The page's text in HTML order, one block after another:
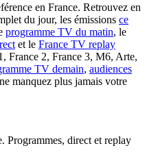
en France. Retrouvez en
du jour, les émissions ce
programme TV du matin, le
et le France TV replay
France 2, France 3, M6, Arte,
TV demain, audiences
manquez plus jamais votre
Programmes, direct et replay